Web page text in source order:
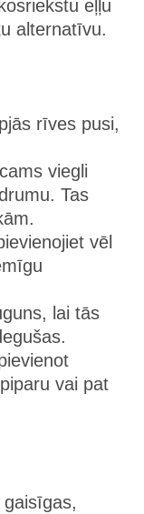
eļļu
alternatīvu.
rīves pusi,
viegli
Tas
vēl
lai tās
vai pat